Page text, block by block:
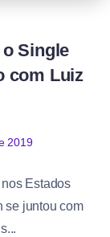
Single
com Luiz
2019
Estados
se juntou com